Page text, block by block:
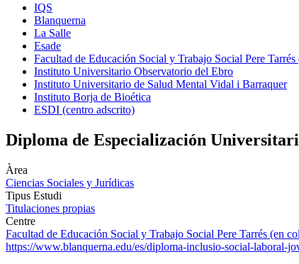
IQS
Blanquerna
La Salle
Esade
Facultad de Educación Social y Trabajo Social Pere
Instituto Universitario Observatorio del Ebro
Instituto Universitario de Salud Mental Vidal i Barraquer
Instituto Borja de Bioética
ESDI (centro adscrito)
Diploma de Especialización
Àrea
Ciencias Sociales y Jurídicas
Tipus Estudi
Titulaciones propias
Centre
Facultad de Educación Social y Trabajo Social Pere Tarrés (en
https://www.blanquerna.edu/es/diploma-inclusio-social-laboral-